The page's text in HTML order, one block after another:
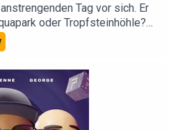
Tag vor sich. Er
oder Tropfsteinhöhle?
und George hat sich
abfahren lassen. Klingt
ist es am Ende auch
in Zukunft auf, wo ihr Eure
ist nicht nur das drin,